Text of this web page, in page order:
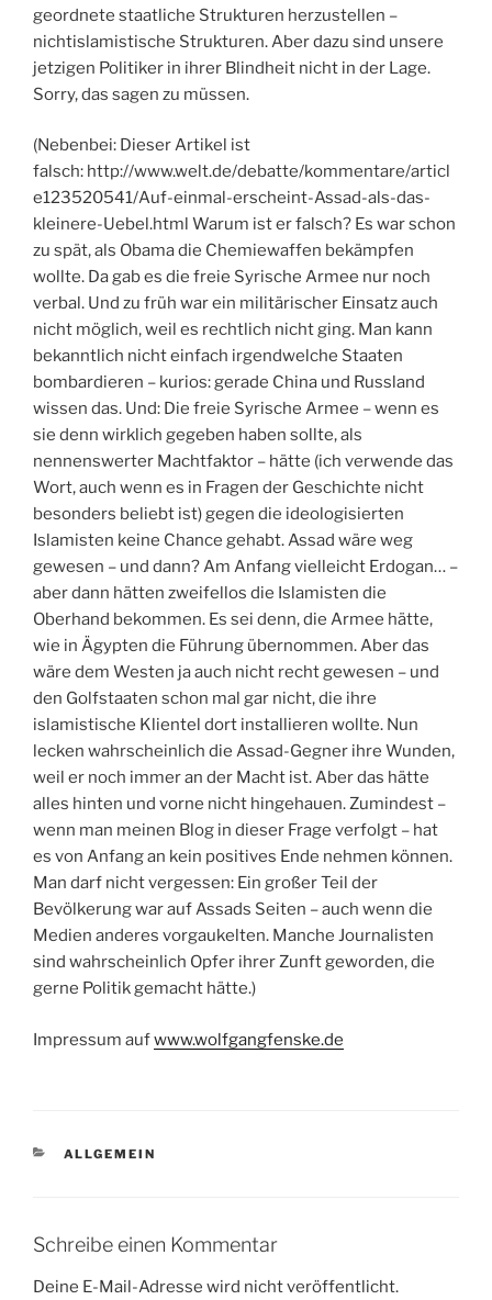
geordnete staatliche Strukturen herzustellen –
nichtislamistische Strukturen. Aber dazu sind unsere
jetzigen Politiker in ihrer Blindheit nicht in der Lage.
Sorry, das sagen zu müssen.
(Nebenbei: Dieser Artikel ist
falsch: http://www.welt.de/debatte/kommentare/articl
e123520541/Auf-einmal-erscheint-Assad-als-das-
kleinere-Uebel.html Warum ist er falsch? Es war schon
zu spät, als Obama die Chemiewaffen bekämpfen
wollte. Da gab es die freie Syrische Armee nur noch
verbal. Und zu früh war ein militärischer Einsatz auch
nicht möglich, weil es rechtlich nicht ging. Man kann
bekanntlich nicht einfach irgendwelche Staaten
bombardieren – kurios: gerade China und Russland
wissen das. Und: Die freie Syrische Armee – wenn es
sie denn wirklich gegeben haben sollte, als
nennenswerter Machtfaktor – hätte (ich verwende das
Wort, auch wenn es in Fragen der Geschichte nicht
besonders beliebt ist) gegen die ideologisierten
Islamisten keine Chance gehabt. Assad wäre weg
gewesen – und dann? Am Anfang vielleicht Erdogan… –
aber dann hätten zweifellos die Islamisten die
Oberhand bekommen. Es sei denn, die Armee hätte,
wie in Ägypten die Führung übernommen. Aber das
wäre dem Westen ja auch nicht recht gewesen – und
den Golfstaaten schon mal gar nicht, die ihre
islamistische Klientel dort installieren wollte. Nun
lecken wahrscheinlich die Assad-Gegner ihre Wunden,
weil er noch immer an der Macht ist. Aber das hätte
alles hinten und vorne nicht hingehauen. Zumindest –
wenn man meinen Blog in dieser Frage verfolgt – hat
es von Anfang an kein positives Ende nehmen können.
Man darf nicht vergessen: Ein großer Teil der
Bevölkerung war auf Assads Seiten – auch wenn die
Medien anderes vorgaukelten. Manche Journalisten
sind wahrscheinlich Opfer ihrer Zunft geworden, die
gerne Politik gemacht hätte.)
Impressum aufwww.wolfgangfenske.de
KATEGORIEN
ALLGEMEIN
Schreibe einen Kommentar
Deine E-Mail-Adresse wird nicht veröffentlicht.